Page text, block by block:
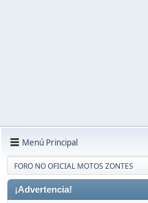
Menú Principal
FORO NO OFICIAL MOTOS ZONTES
¡Advertencia!